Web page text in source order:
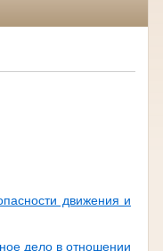
движения и
дело в отношении